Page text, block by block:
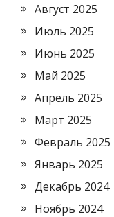
Август 2025
Июль 2025
Июнь 2025
Май 2025
Апрель 2025
Март 2025
Февраль 2025
Январь 2025
Декабрь 2024
Ноябрь 2024